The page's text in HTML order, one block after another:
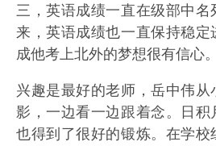
三，英语成绩一直在级部中名
来，英语成绩也一直保持稳
成他考上北外的梦想很有信心
兴趣是最好的老师，岳中伟
影，一边看一边跟着念。日积
也得到了很好的锻炼。在学校